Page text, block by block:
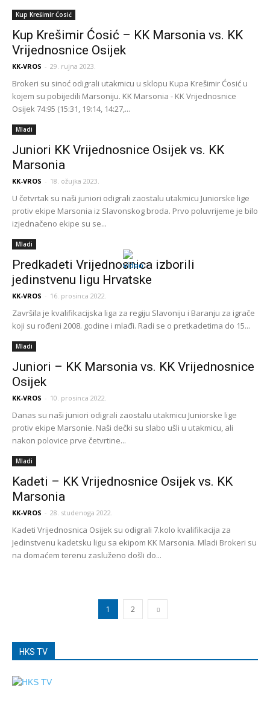
Kup Krešimir Ćosić
Kup Krešimir Ćosić – KK Marsonia vs. KK
Vrijednosnice Osijek
KK-VROS - 29. rujna 2023.
Brokeri su sinoć odigrali utakmicu u sklopu Kupa Krešimir Ćosić u
kojem su pobijedili Marsoniju. KK Marsonia - KK Vrijednosnice
Osijek 74:95 (15:31, 19:14, 14:27,...
Mladi
Juniori KK Vrijednosnice Osijek vs. KK
Marsonia
KK-VROS - 18. ožujka 2023.
U četvrtak su naši juniori odigrali zaostalu utakmicu Juniorske lige
protiv ekipe Marsonia iz Slavonskog broda. Prvo poluvrijeme je bilo
izjednačeno ekipe su se...
Mladi
Predkadeti Vrijednosnica izborili
jedinstvenu ligu Hrvatske
KK-VROS - 16. prosinca 2022.
Završila je kvalifikacijska liga za regiju Slavoniju i Baranju za igrače
koji su rođeni 2008. godine i mlađi. Radi se o pretkadetima do 15...
Mladi
Juniori – KK Marsonia vs. KK Vrijednosnice
Osijek
KK-VROS - 10. prosinca 2022.
Danas su naši juniori odigrali zaostalu utakmicu Juniorske lige
protiv ekipe Marsonie. Naši dečki su slabo ušli u utakmicu, ali
nakon polovice prve četvrtine...
Mladi
Kadeti – KK Vrijednosnice Osijek vs. KK
Marsonia
KK-VROS - 28. studenoga 2022.
Kadeti Vrijednosnica Osijek su odigrali 7.kolo kvalifikacija za
Jedinstvenu kadetsku ligu sa ekipom KK Marsonia. Mladi Brokeri su
na domaćem terenu zasluženo došli do...
1 2
HKS TV